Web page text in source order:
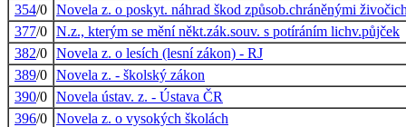
354/0 Novela z. o poskyt. náhrad škod způsob.chráněnými
377/0 N.z., kterým se mění někt.zák.souv. s potíráním lichv.půjček
382/0 Novela z. o lesích (lesní zákon) - RJ
389/0 Novela z. - školský zákon
390/0 Novela ústav. z. - Ústava ČR
396/0 Novela z. o vysokých školách